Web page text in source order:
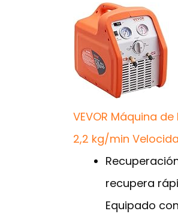
VEVOR Máquina
2,2 kg/min
recupera
Equipado